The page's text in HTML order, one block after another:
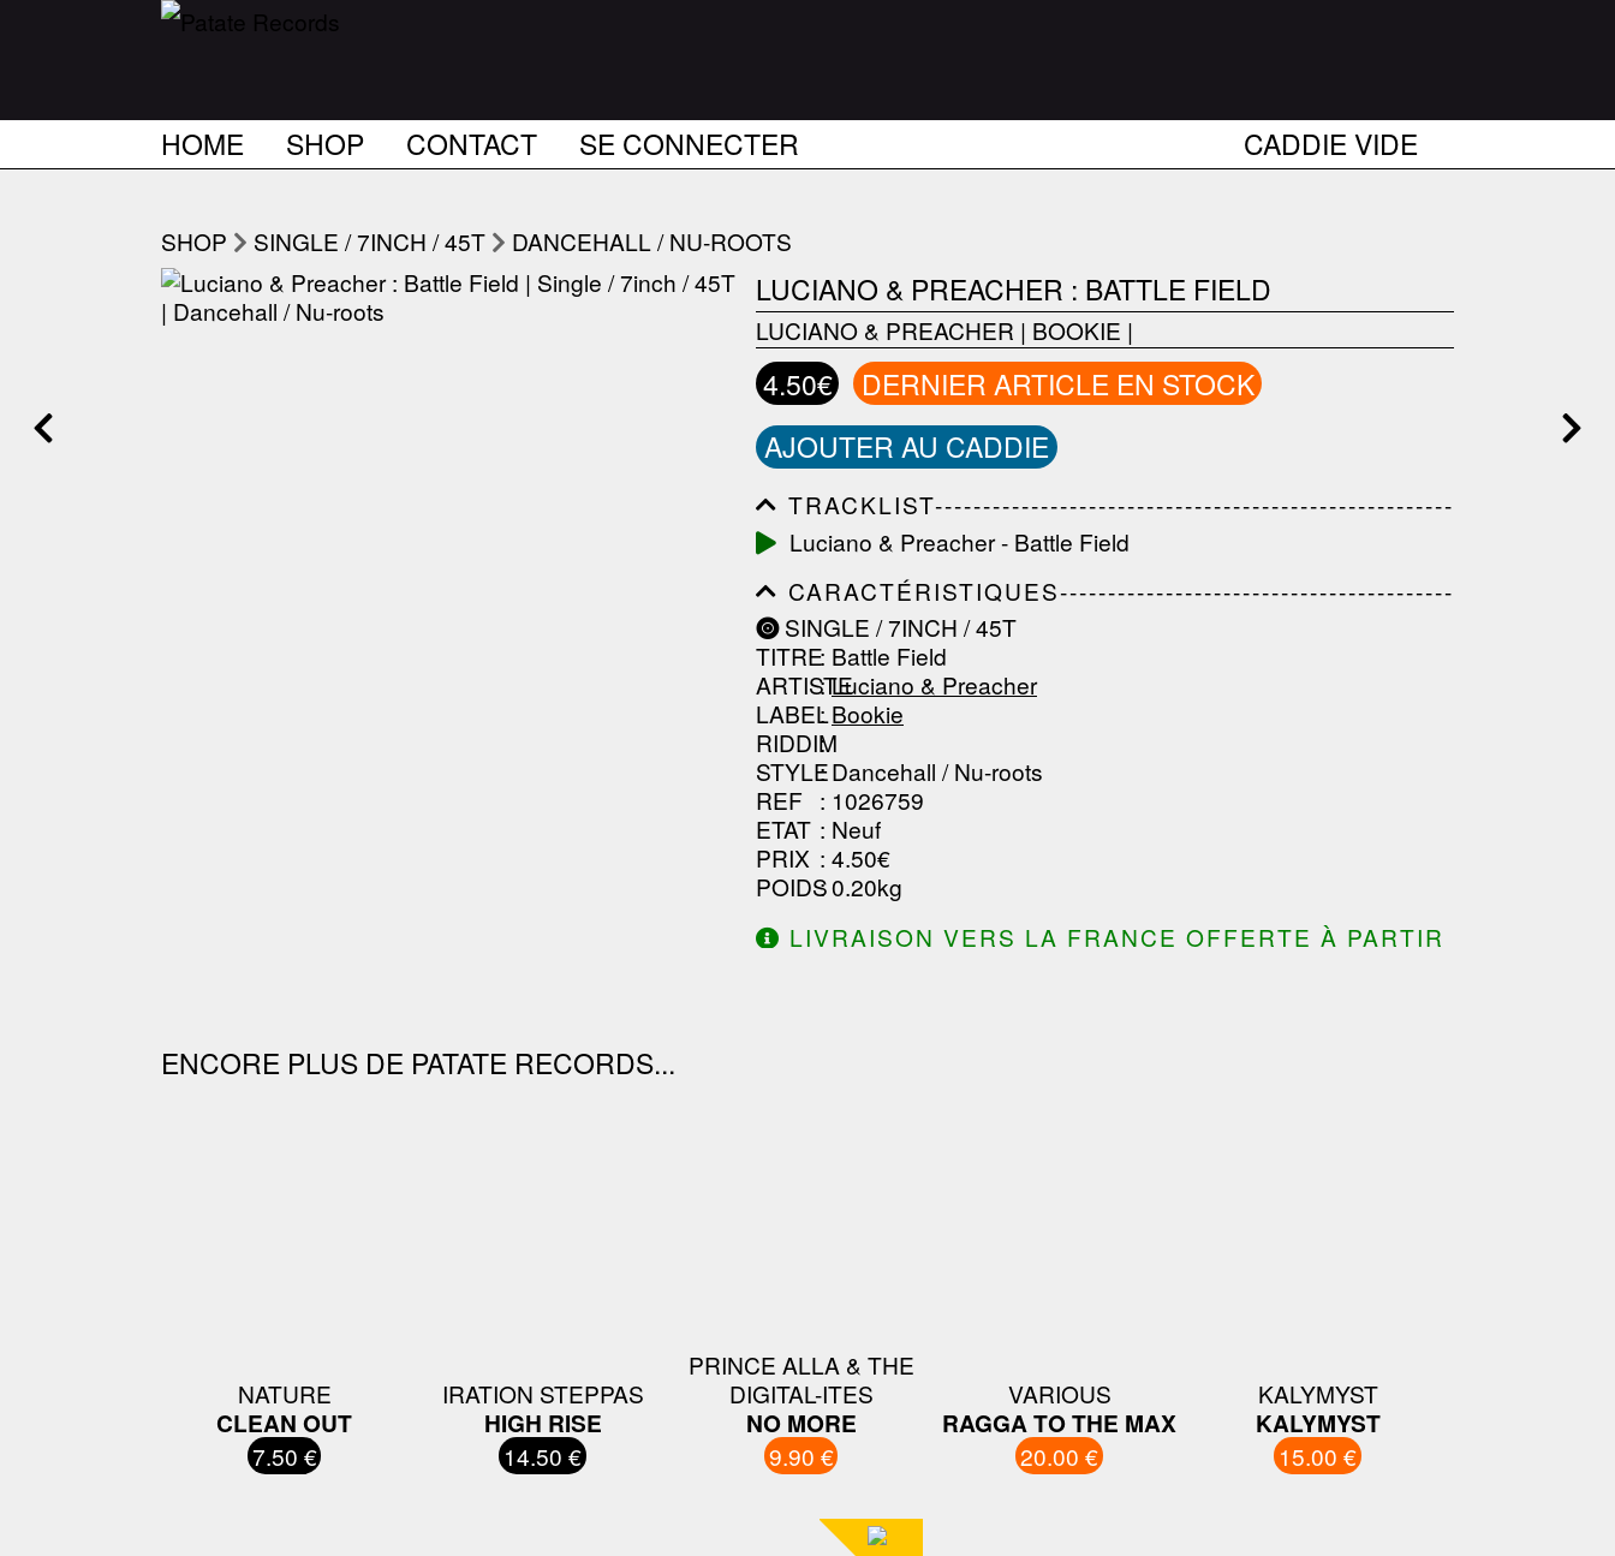
HOME SHOP CONTACT SE CONNECTER CADDIE VIDE
SHOP SINGLE / 7INCH / 45T DANCEHALL / NU-ROOTS
LUCIANO & PREACHER : BATTLE FIELD
LUCIANO & PREACHER | BOOKIE |
4.50€
DERNIER ARTICLE EN STOCK
AJOUTER AU CADDIE
TRACKLIST------------------------------------------------------
---------------------------------------------------------------------
---------------------------------------------------------------------
-----------------
Luciano & Preacher - Battle Field
CARACTÉRISTIQUES-----------------------------------------
---------------------------------------------------------------------
---------------------------------------------------------------------
------------------------------
SINGLE / 7INCH / 45T
TITRE: Battle Field
ARTISTE
:Luciano & Preacher
LABEL
:Bookie
RIDDIM
:
STYLE: Dancehall / Nu-roots
REF : 1026759
ETAT : Neuf
PRIX : 4.50€
POIDS: 0.20kg
LIVRAISON VERS LA FRANCE OFFERTE À PARTIR
ENCORE PLUS DE PATATE RECORDS...
NATURE
CLEAN OUT
7.50 €
IRATION STEPPAS
HIGH RISE
14.50 €
PRINCE ALLA & THE
DIGITAL-ITES
NO MORE
9.90 €
VARIOUS
RAGGA TO THE MAX
20.00 €
KALYMYST
KALYMYST
15.00 €